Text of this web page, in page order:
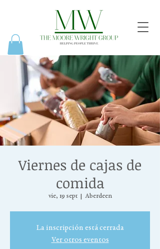
Viernes de cajas de
comida
vie, 19 sept
  |
Aberdeen
La inscripción está cerrada
Ver otros eventos